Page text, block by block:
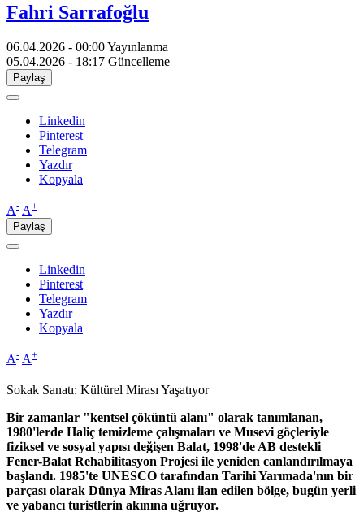
Fahri Sarrafoğlu
06.04.2026 - 00:00Yayınlanma
05.04.2026 - 18:17 Güncelleme
Paylaş
Linkedin
Pinterest
Telegram
Yazdır
Kopyala
A- A+
Paylaş
Linkedin
Pinterest
Telegram
Yazdır
Kopyala
A- A+
Sokak Sanatı: Kültürel Mirası Yaşatıyor
Bir zamanlar "kentsel çöküntü alanı" olarak tanımlanan,
1980'lerde Haliç temizleme çalışmaları ve Musevi göçleriyle
fiziksel ve sosyal yapısı değişen Balat, 1998'de AB destekli
Fener-Balat Rehabilitasyon Projesi ile yeniden canlandırılmaya
başlandı. 1985'te UNESCO tarafından Tarihi Yarımada'nın bir
parçası olarak Dünya Miras Alanı ilan edilen bölge, bugün yerli
ve yabancı turistlerin akınına uğruyor.